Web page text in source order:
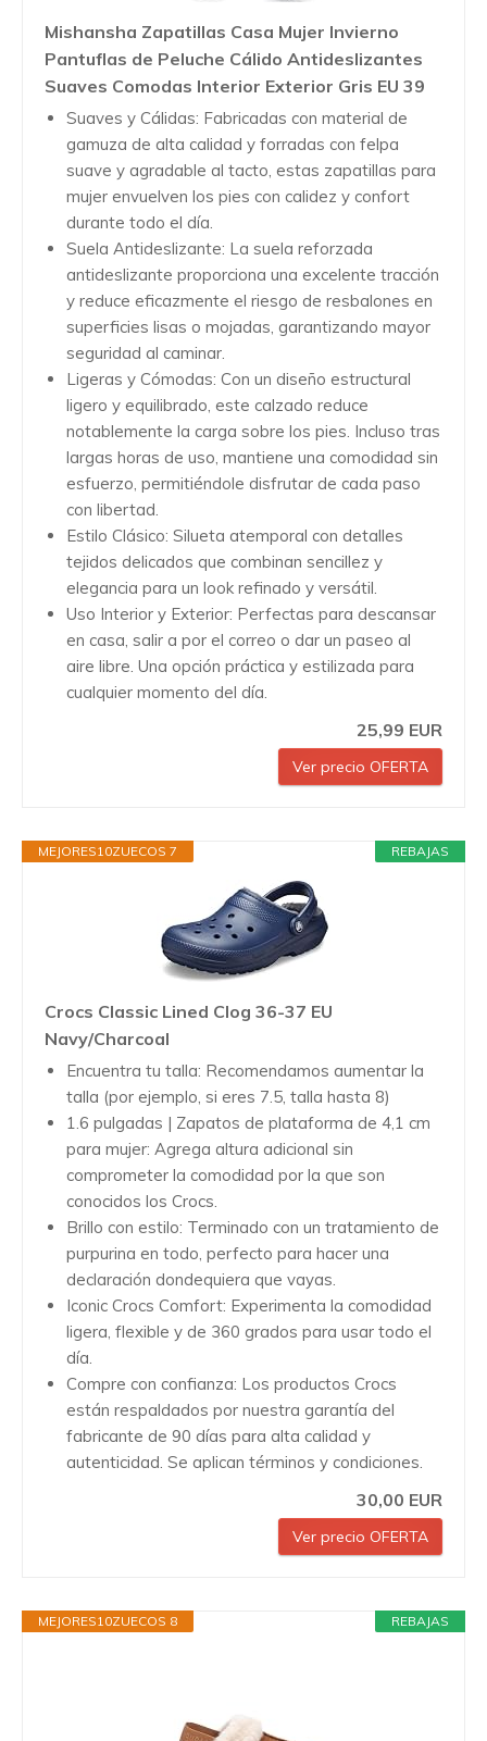
Mishansha Zapatillas Casa Mujer Invierno
Pantuflas de Peluche Cálido Antideslizantes
Suaves Comodas Interior Exterior Gris EU 39
Suaves y Cálidas: Fabricadas con material de
gamuza de alta calidad y forradas con felpa
suave y agradable al tacto, estas zapatillas para
mujer envuelven los pies con calidez y confort
durante todo el día.
Suela Antideslizante: La suela reforzada
antideslizante proporciona una excelente tracción
y reduce eficazmente el riesgo de resbalones en
superficies lisas o mojadas, garantizando mayor
seguridad al caminar.
Ligeras y Cómodas: Con un diseño estructural
ligero y equilibrado, este calzado reduce
notablemente la carga sobre los pies. Incluso tras
largas horas de uso, mantiene una comodidad sin
esfuerzo, permitiéndole disfrutar de cada paso
con libertad.
Estilo Clásico: Silueta atemporal con detalles
tejidos delicados que combinan sencillez y
elegancia para un look refinado y versátil.
Uso Interior y Exterior: Perfectas para descansar
en casa, salir a por el correo o dar un paseo al
aire libre. Una opción práctica y estilizada para
cualquier momento del día.
25,99 EUR
Ver precio OFERTA
REBAJAS
MEJORES10ZUECOS 7
Crocs Classic Lined Clog 36-37 EU
Navy/Charcoal
Encuentra tu talla: Recomendamos aumentar la
talla (por ejemplo, si eres 7.5, talla hasta 8)
1.6 pulgadas | Zapatos de plataforma de 4,1 cm
para mujer: Agrega altura adicional sin
comprometer la comodidad por la que son
conocidos los Crocs.
Brillo con estilo: Terminado con un tratamiento de
purpurina en todo, perfecto para hacer una
declaración dondequiera que vayas.
Iconic Crocs Comfort: Experimenta la comodidad
ligera, flexible y de 360 grados para usar todo el
día.
Compre con confianza: Los productos Crocs
están respaldados por nuestra garantía del
fabricante de 90 días para alta calidad y
autenticidad. Se aplican términos y condiciones.
30,00 EUR
Ver precio OFERTA
REBAJAS
MEJORES10ZUECOS 8